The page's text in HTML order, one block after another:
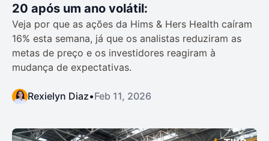
20 após um ano volátil:
Veja por que as ações da Hims & Hers Health caíram
16% esta semana, já que os analistas reduziram as
metas de preço e os investidores reagiram à
mudança de expectativas.
Rexielyn Diaz•Feb 11, 2026